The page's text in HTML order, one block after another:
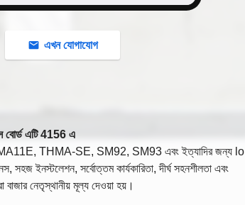
এখন যোগাযোগ
বোর্ড এটি 4156 এ
THMA11E, THMA-SE, SM92, SM93 এবং ইত্যাদির জন্য lo
সহজ ইনস্টলেশন, সর্বোত্তম কার্যকারিতা, দীর্ঘ সহনশীলতা এবং
নেতৃস্থানীয় মূল্য দেওয়া হয়।